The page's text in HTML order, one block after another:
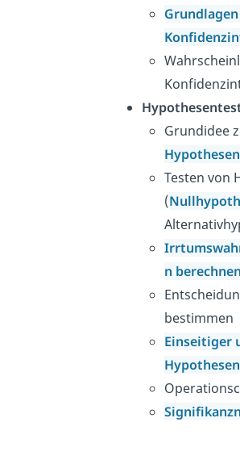
Grundidee
Testen von
(
n berechnen
bestimmen
Einseitiger